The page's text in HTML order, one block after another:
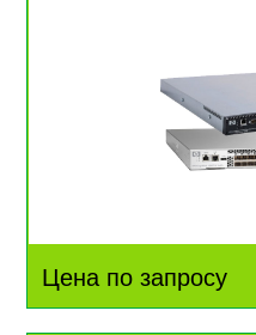
Цена по запросу